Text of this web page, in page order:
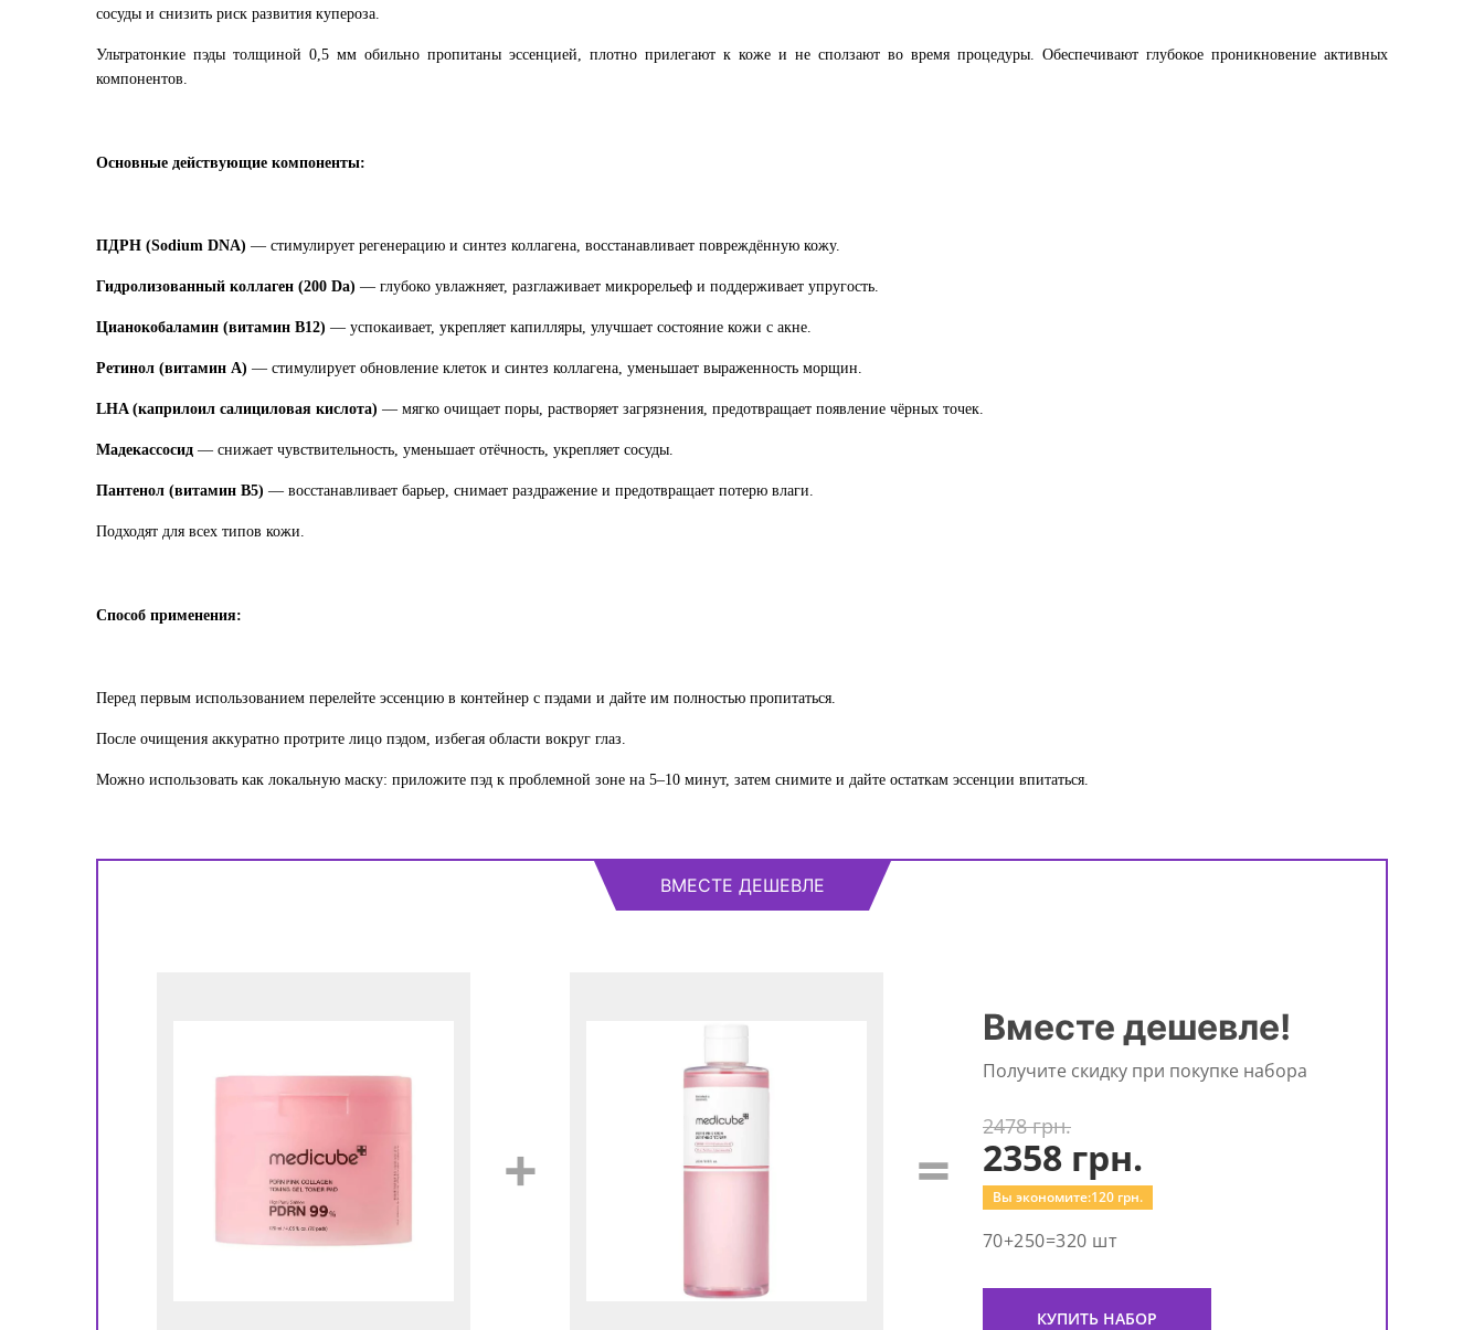
сосуды и снизить риск развития купероза.
Ультратонкие пэды толщиной 0,5 мм обильно пропитаны эссенцией, плотно прилегают к коже и не сползают во время процедуры. Обеспечивают глубокое проникновение активных
компонентов.
Основные действующие компоненты:
ПДРН (Sodium DNA) — стимулирует регенерацию и синтез коллагена, восстанавливает повреждённую кожу.
Гидролизованный коллаген (200 Da) — глубоко увлажняет, разглаживает микрорельеф и поддерживает упругость.
Цианокобаламин (витамин B12) — успокаивает, укрепляет капилляры, улучшает состояние кожи с акне.
Ретинол (витамин A) — стимулирует обновление клеток и синтез коллагена, уменьшает выраженность морщин.
LHA (каприлоил салициловая кислота) — мягко очищает поры, растворяет загрязнения, предотвращает появление чёрных точек.
Мадекассосид — снижает чувствительность, уменьшает отёчность, укрепляет сосуды.
Пантенол (витамин B5) — восстанавливает барьер, снимает раздражение и предотвращает потерю влаги.
Подходят для всех типов кожи.
Способ применения:
Перед первым использованием перелейте эссенцию в контейнер с пэдами и дайте им полностью пропитаться.
После очищения аккуратно протрите лицо пэдом, избегая области вокруг глаз.
Можно использовать как локальную маску: приложите пэд к проблемной зоне на 5–10 минут, затем снимите и дайте остаткам эссенции впитаться.
ВМЕСТЕ ДЕШЕВЛЕ
+ =
Вместе дешевле!
Получите скидку при покупке набора
2478 грн.
2358 грн.
Вы экономите:120 грн.
70+250=320 шт
КУПИТЬ НАБОР